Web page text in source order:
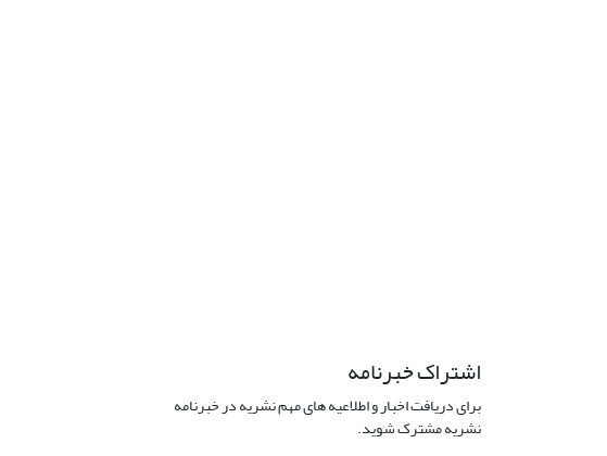
اشتراک خبرنامه
برای دریافت اخبار و اطلاعیه های مهم نشریه در خبرنامه
نشریه مشترک شوید.